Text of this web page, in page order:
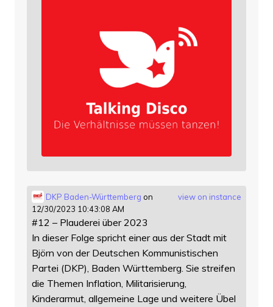
view on instance
DKP Baden-Württemberg on
12/30/2023 10:43:08 AM
#12 – Plauderei über 2023
In dieser Folge spricht einer aus der Stadt mit
Björn von der Deutschen Kommunistischen
Partei (DKP), Baden Württemberg. Sie streifen
die Themen Inflation, Militarisierung,
Kinderarmut, allgemeine Lage und weitere Übel